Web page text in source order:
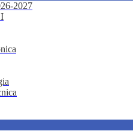
2027